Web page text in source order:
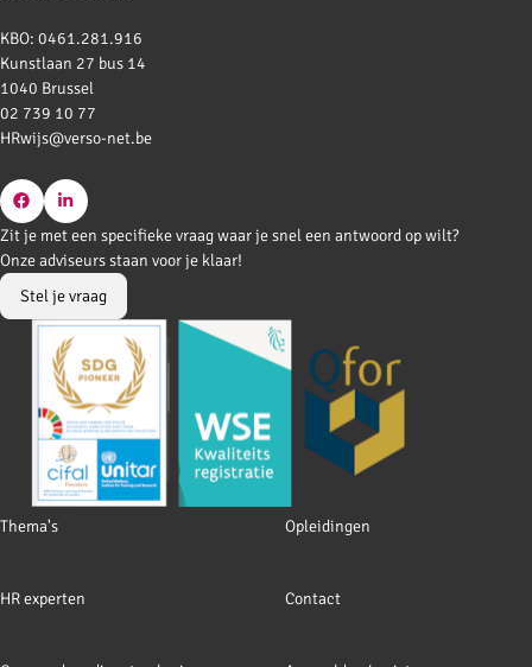
KBO: 0461.281.916
Kunstlaan 27 bus 14
1040 Brussel
02 739 10 77
HRwijs@verso-net.be
Go
to
Facebook
Go
to
LinkedIn
Footer
Thema's Opleidingen
HR experten Contact
Zit je met een specifieke vraag waar je snel een antwoord op wilt?
Onze adviseurs staan voor je klaar!
Stel je vraag